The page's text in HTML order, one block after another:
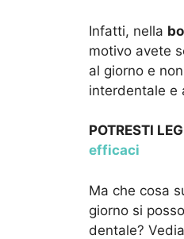
Infatti, nella
motivo avete
al giorno e
interdentale e
POTRESTI
efficaci
Ma che cosa
giorno si
dentale?